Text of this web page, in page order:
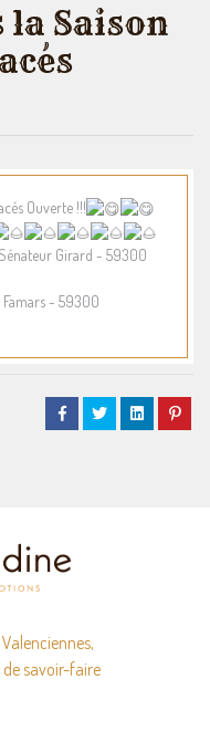
la Saison
Ouverte !!!
Girard - 59300
Famars - 59300
savoir-faire